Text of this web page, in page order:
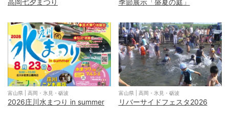
高岡七夕まつり 季節展示「盛夏の庭」
富山県 高岡・氷見・砺波
2026庄川水まつり in summer
富山県| 高岡・氷見・砺波
リバーサイドフェスタ2026